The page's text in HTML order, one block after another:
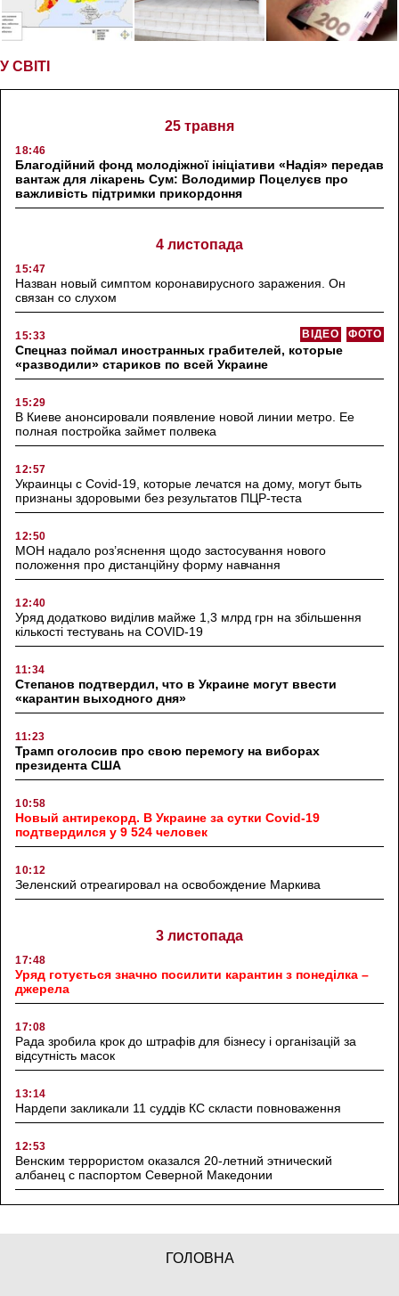
У СВІТІ
25 травня
18:46
Благодійний фонд молодіжної ініціативи «Надія» передав
вантаж для лікарень Сум: Володимир Поцелуєв про
важливість підтримки прикордоння
4 листопада
15:47
Назван новый симптом коронавирусного заражения. Он
связан со слухом
15:33 ФОТО
ВІДЕО
Спецназ поймал иностранных грабителей, которые
«разводили» стариков по всей Украине
15:29
В Киеве анонсировали появление новой линии метро. Ее
полная постройка займет полвека
12:57
Украинцы с Covid-19, которые лечатся на дому, могут быть
признаны здоровыми без результатов ПЦР-теста
12:50
МОН надало роз’яснення щодо застосування нового
положення про дистанційну форму навчання
12:40
Уряд додатково виділив майже 1,3 млрд грн на збільшення
кількості тестувань на COVID-19
11:34
Степанов подтвердил, что в Украине могут ввести
«карантин выходного дня»
11:23
Трамп оголосив про свою перемогу на виборах
президента США
10:58
Новый антирекорд. В Украине за сутки Covid-19
подтвердился у 9 524 человек
10:12
Зеленский отреагировал на освобождение Маркива
3 листопада
17:48
Уряд готується значно посилити карантин з понеділка –
джерела
17:08
Рада зробила крок до штрафів для бізнесу і організацій за
відсутність масок
13:14
Нардепи закликали 11 суддів КС скласти повноваження
12:53
Венским террористом оказался 20-летний этнический
албанец с паспортом Северной Македонии
ГОЛОВНА